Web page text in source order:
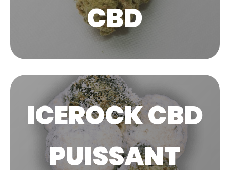
CBD
ICEROCK CBD
PUISSANT